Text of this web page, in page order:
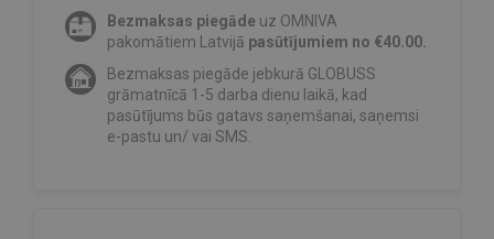
Bezmaksas piegāde uz OMNIVA
pakomātiem Latvijā pasūtījumiem no €40.00.
Bezmaksas piegāde jebkurā GLOBUSS
grāmatnīcā 1-5 darba dienu laikā, kad
pasūtījums būs gatavs saņemšanai, saņemsi
e-pastu un/ vai SMS.